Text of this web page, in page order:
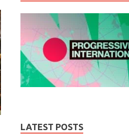
LATEST POSTS